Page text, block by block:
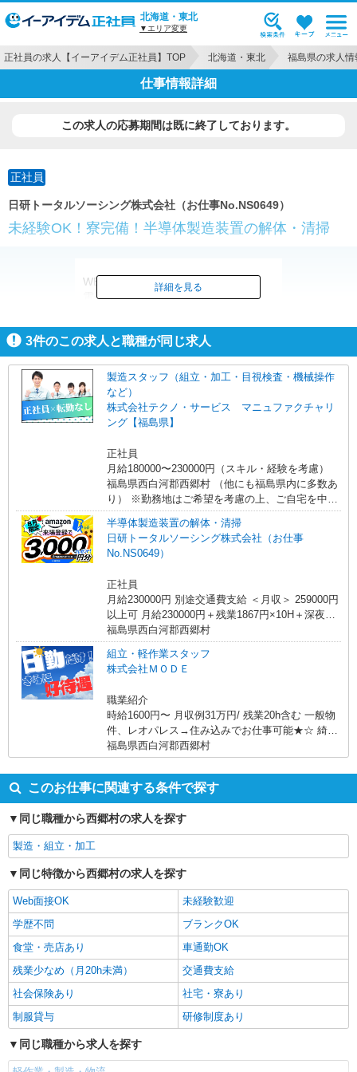
北海道・東北
▼エリア変更
正社員の求人【イーアイデム正社員】TOP 北海道・東北 福島県の求人情
仕事情報詳細
この求人の応募期間は既に終了しております。
正社員
日研トータルソーシング株式会社（お仕事No.NS0649）
未経験OK！寮完備！半導体製造装置の解体・清掃
WEB/来場どちらでも新規面談で
電子マネー1000円分プレゼント！
詳細を見る
3件のこの求人と職種が同じ求人
製造スタッフ（組立・加工・目視検査・機械操作
など）
株式会社テクノ・サービス マニュファクチャリ
ング【福島県】
正社員
月給180000〜230000円（スキル・経験を考慮）
福島県西白河郡西郷村 （他にも福島県内に多数あ
り） ※勤務地はご希望を考慮の上、ご自宅を中心
に通勤時間120分圏内のエリアとなります。（転勤
なし）
半導体製造装置の解体・清掃
日研トータルソーシング株式会社（お仕事
No.NS0649）
正社員
月給230000円 別途交通費支給 ＜月収＞ 259000円
以上可 月給230000円＋残業1867円×10H＋深夜
374円×30H
福島県西白河郡西郷村
組立・軽作業スタッフ
株式会社ＭＯＤＥ
職業紹介
時給1600円〜 月収例31万円/ 残業20h含む 一般物
件、レオパレス→住み込みでお仕事可能★☆ 綺麗
な1R、1Kをご用意☆
福島県西白河郡西郷村
このお仕事に関連する条件で探す
同じ職種から西郷村の求人を探す
製造・組立・加工
同じ特徴から西郷村の求人を探す
Web面接OK
未経験歓迎
学歴不問
ブランクOK
食堂・売店あり
車通勤OK
残業少なめ（月20h未満）
交通費支給
社会保険あり
社宅・寮あり
制服貸与
研修制度あり
同じ職種から求人を探す